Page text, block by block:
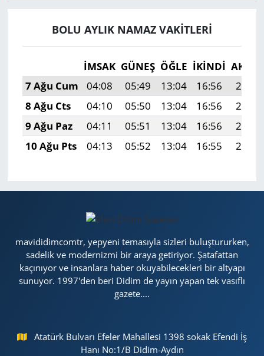
BOLU AYLIK NAMAZ VAKITLERI
İMSAK GÜNEŞ ÖĞLE İKINDI
7 Ağu Cum
04:08 05:49 13:04 16:56
20:10
8 Ağu Cts
04:10 05:50 13:04 16:56
20:09
9 Ağu Paz
04:11 05:51 13:04 16:56
20:08
10 Ağu Pts
04:13 05:52 13:04 16:55 20:07
mavididimcomtr, yepyeni temasıyla sizleri buluştururken,
sadelik ve modernizmi bir araya getiriyor. Şatafattan
kaçınıyor ve insanlara haber okuyabilecekleri bir altyapı
sunuyor. 1997'den beri Didim de yayın yapan tek vasıflı
gazete....
Atatürk Bulvarı Efeler Mahallesi 1398 sokak Efendi İş
Hanı No:1/B Didim-Aydın